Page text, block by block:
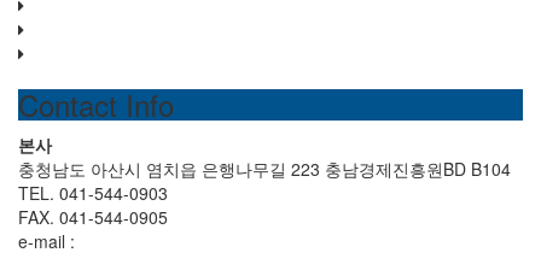
Contact Info
본사
충청남도 아산시 염치읍 은행나무길 223 충남경제진흥원BD B104
TEL. 041-544-0903
FAX. 041-544-0905
e-mail :